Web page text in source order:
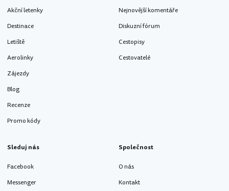
Akční letenky
Destinace
Letiště
Aerolinky
Zájezdy
Blog
Recenze
Promo kódy
Nejnovější komentáře
Diskuzní fórum
Cestopisy
Cestovatelé
Sleduj nás
Facebook
Messenger
Společnost
O nás
Kontakt